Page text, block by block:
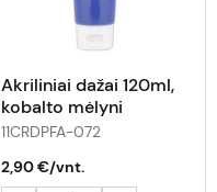
Akriliniai dažai 120ml,
kobalto mėlyni
11CRDPFA-072
2,90 €/vnt.